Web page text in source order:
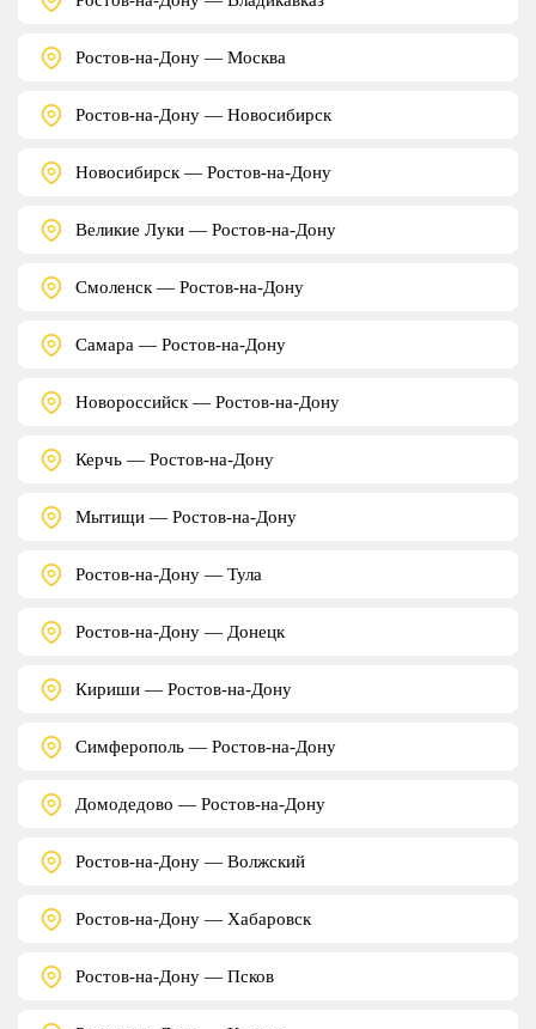
Ростов-на-Дону — Москва
Ростов-на-Дону — Новосибирск
Новосибирск — Ростов-на-Дону
Великие Луки — Ростов-на-Дону
Смоленск — Ростов-на-Дону
Самара — Ростов-на-Дону
Новороссийск — Ростов-на-Дону
Керчь — Ростов-на-Дону
Мытищи — Ростов-на-Дону
Ростов-на-Дону — Тула
Ростов-на-Дону — Донецк
Кириши — Ростов-на-Дону
Симферополь — Ростов-на-Дону
Домодедово — Ростов-на-Дону
Ростов-на-Дону — Волжский
Ростов-на-Дону — Хабаровск
Ростов-на-Дону — Псков